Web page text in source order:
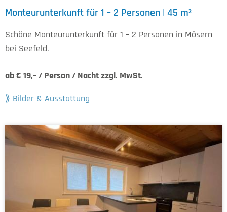
Monteurunterkunft für 1 – 2 Personen | 45 m²
Schöne Monteurunterkunft für 1 – 2 Personen in Mösern
bei Seefeld.
ab € 19,– / Person / Nacht zzgl. MwSt.
Bilder & Ausstattung